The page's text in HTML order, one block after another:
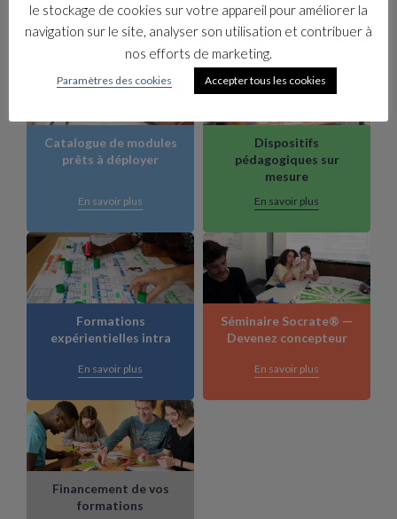
Catalogue de modules
prêts à déployer
En savoir plus
Dispositifs
pédagogiques sur
mesure
En savoir plus
Formations
expérientielles intra
En savoir plus
Séminaire Socrate® —
Devenez concepteur
En savoir plus
Financement de vos
formations
le stockage de cookies sur votre appareil pour améliorer la
navigation sur le site, analyser son utilisation et contribuer à
nos efforts de marketing.
Paramètres des cookies Accepter tous les cookies